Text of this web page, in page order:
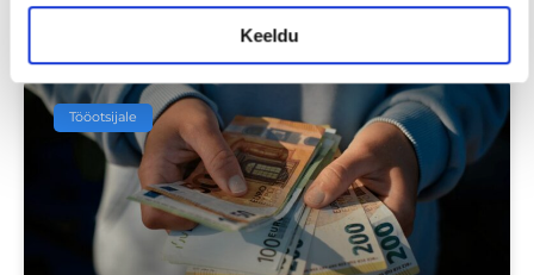
Keeldu
23/07/2026
Tööotsijale